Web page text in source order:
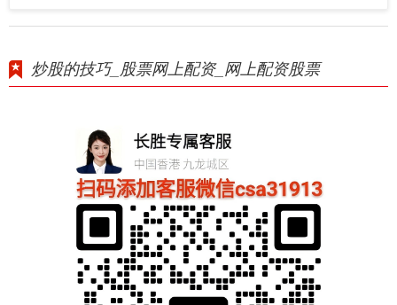
炒股的技巧_股票网上配资_网上配资股票